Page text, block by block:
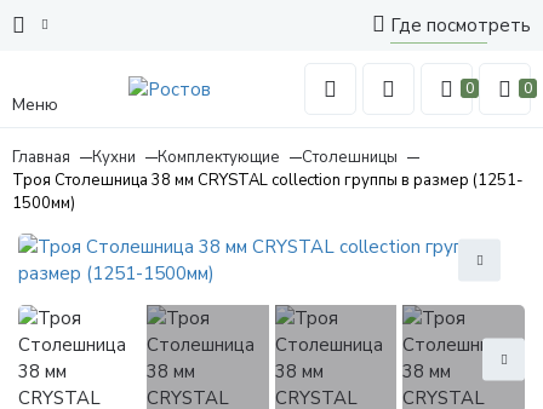
Где посмотреть
Меню
0 0
Главная Кухни Комплектующие
Столешницы
Троя Столешница 38 мм CRYSTAL collection группы в размер (1251-
1500мм)